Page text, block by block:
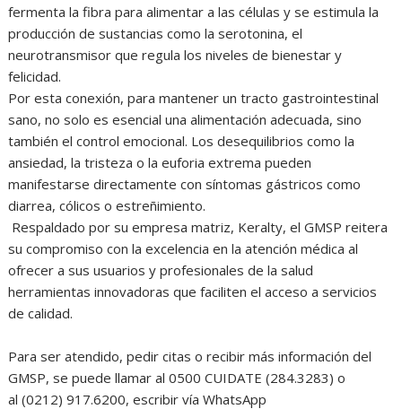
fermenta la fibra para alimentar a las células y se estimula la
producción de sustancias como la serotonina, el
neurotransmisor que regula los niveles de bienestar y
felicidad.
Por esta conexión, para mantener un tracto gastrointestinal
sano, no solo es esencial una alimentación adecuada, sino
también el control emocional. Los desequilibrios como la
ansiedad, la tristeza o la euforia extrema pueden
manifestarse directamente con síntomas gástricos como
diarrea, cólicos o estreñimiento.
Respaldado por su empresa matriz, Keralty, el GMSP reitera
su compromiso con la excelencia en la atención médica al
ofrecer a sus usuarios y profesionales de la salud
herramientas innovadoras que faciliten el acceso a servicios
de calidad.
Para ser atendido, pedir citas o recibir más información del
GMSP, se puede llamar al 0500 CUIDATE (284.3283) o
al (0212) 917.6200, escribir vía WhatsApp